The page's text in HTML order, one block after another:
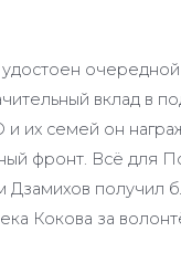
удостоен
вклад в
и их семей он
фронт. Всё для
Дзамихов получил
Кокова за